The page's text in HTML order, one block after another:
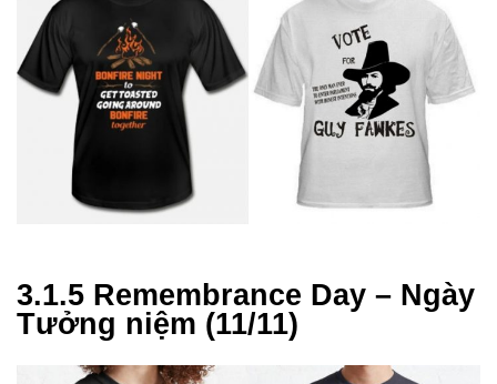
3.1.5 Remembrance Day – Ngày
Tưởng niệm (11/11)